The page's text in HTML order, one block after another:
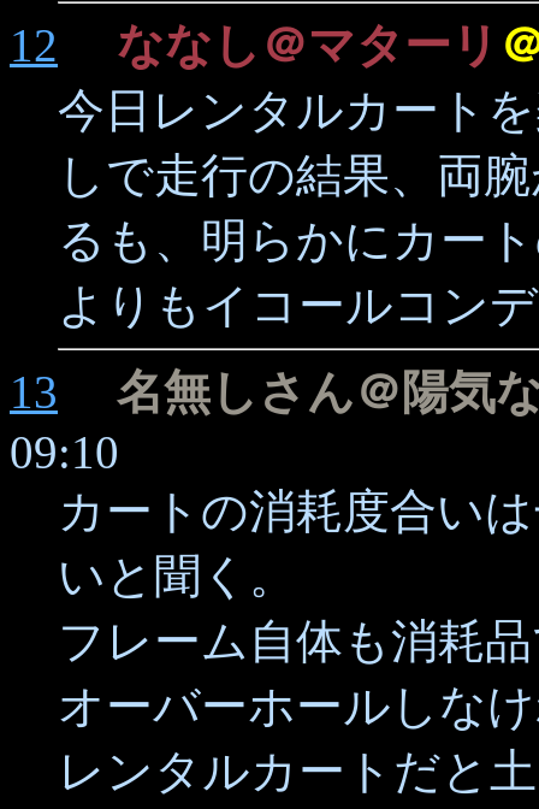
12
ななし＠マターリ
今日レンタルカート
しで走行の結果、両
るも、明らかにカー
よりもイコールコン
13
名無しさん＠陽気
09:10
カートの消耗度合い
いと聞く。
フレーム自体も消耗
オーバーホールしな
レンタルカートだと